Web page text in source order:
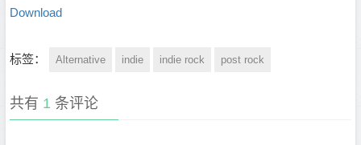
Download
标签： Alternative indie indie rock post rock
共有 1 条评论